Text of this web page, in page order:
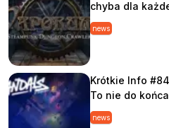
chyba dla
news
Krótkie Info
To nie do
news